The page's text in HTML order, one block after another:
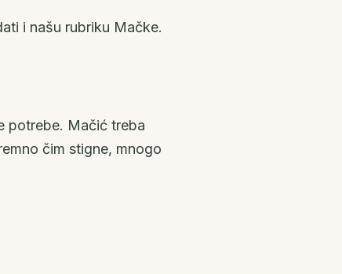
i našu rubriku Mačke.
potrebe. Mačić treba
čim stigne, mnogo